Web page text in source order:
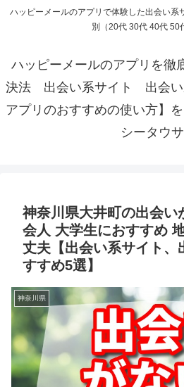
ハッピーメールのアプリで体験した出会い
別（20代 30代 40代 50
ハッピーメールのアプリを徹
決法 出会い系サイト 出会
アプリのおすすめの使い方
シータウサ
神奈川県大井町の出会い
会人 大学生におすすめ
丈夫【出会い系サイト、
すすめ5選】
神奈川県